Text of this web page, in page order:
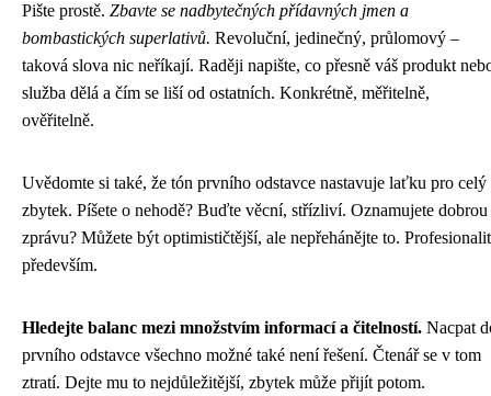
Pište prostě. Zbavte se nadbytečných přídavných jmen a
bombastických superlativů. Revoluční, jedinečný, průlomový –
taková slova nic neříkají. Raději napište, co přesně váš produkt
služba dělá a čím se liší od ostatních. Konkrétně, měřitelně,
ověřitelně.
Uvědomte si také, že tón prvního odstavce nastavuje laťku pro celý
zbytek. Píšete o nehodě? Buďte věcní, střízliví. Oznamujete dobrou
zprávu? Můžete být optimističtější, ale nepřehánějte to.
především.
Hledejte balanc mezi množstvím informací a čitelností. Nacpat
prvního odstavce všechno možné také není řešení. Čtenář se v tom
ztratí. Dejte mu to nejdůležitější, zbytek může přijít potom.